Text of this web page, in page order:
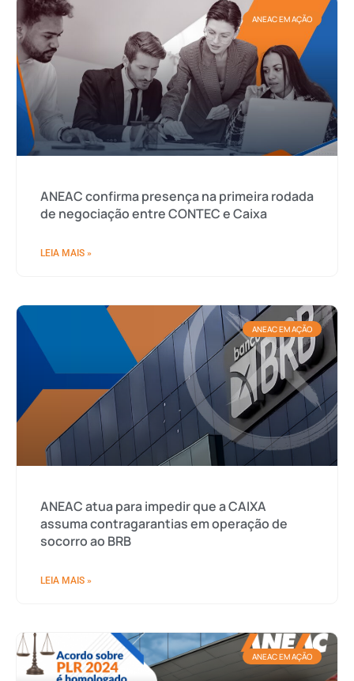
ANEAC EM AÇÃO
ANEAC confirma presença na primeira rodada
de negociação entre CONTEC e Caixa
LEIA MAIS »
ANEAC EM AÇÃO
ANEAC atua para impedir que a CAIXA
assuma contragarantias em operação de
socorro ao BRB
LEIA MAIS »
ANEAC EM AÇÃO